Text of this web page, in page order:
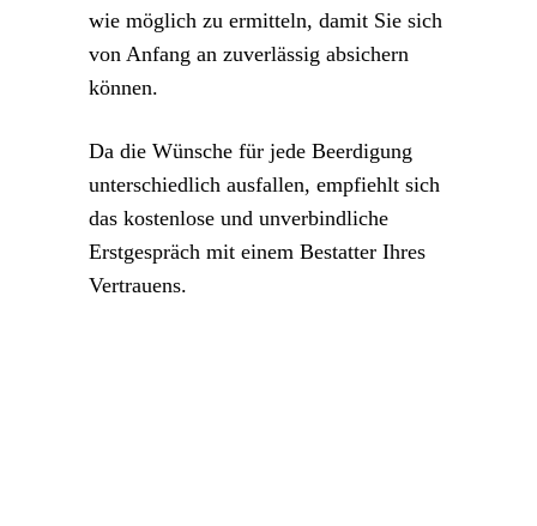
wie möglich zu ermitteln, damit Sie sich
von Anfang an zuverlässig absichern
können.
Da die Wünsche für jede Beerdigung
unterschiedlich ausfallen, empfiehlt sich
das kostenlose und unverbindliche
Erstgespräch mit einem Bestatter Ihres
Vertrauens.